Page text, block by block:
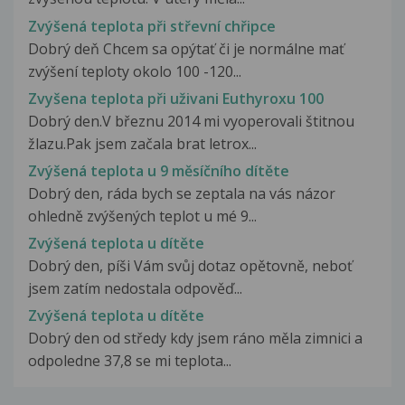
Zvýšená teplota při střevní chřipce
Dobrý deň Chcem sa opýtať či je normálne mať
zvýšení teploty okolo 100 -120...
Zvyšena teplota při uživani Euthyroxu 100
Dobrý den.V březnu 2014 mi vyoperovali štitnou
žlazu.Pak jsem začala brat letrox...
Zvýšená teplota u 9 měsíčního dítěte
Dobrý den, ráda bych se zeptala na vás názor
ohledně zvýšených teplot u mé 9...
Zvýšená teplota u dítěte
Dobrý den, píši Vám svůj dotaz opětovně, neboť
jsem zatím nedostala odpověď...
Zvýšená teplota u dítěte
Dobrý den od středy kdy jsem ráno měla zimnici a
odpoledne 37,8 se mi teplota...